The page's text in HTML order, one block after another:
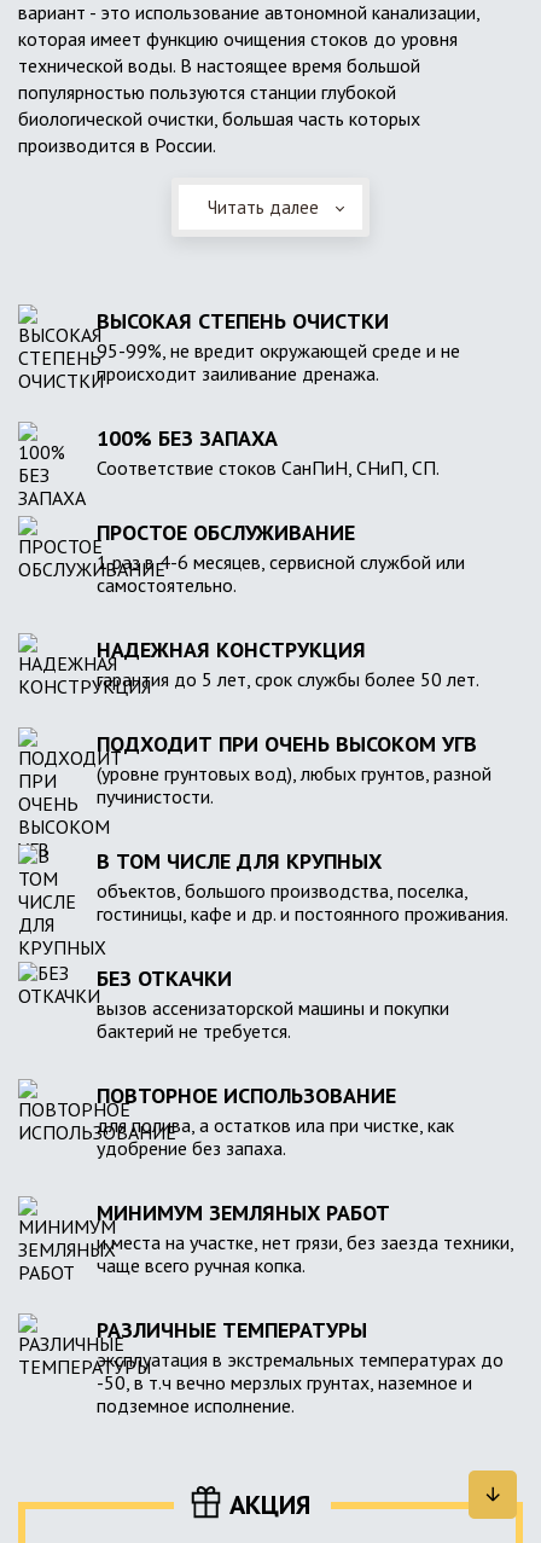
вариант - это использование автономной канализации,
которая имеет функцию очищения стоков до уровня
технической воды. В настоящее время большой
популярностью пользуются станции глубокой
биологической очистки, большая часть которых
производится в России.
Читать далее
ВЫСОКАЯ СТЕПЕНЬ ОЧИСТКИ
95-99%, не вредит окружающей среде и не
происходит заиливание дренажа.
100% БЕЗ ЗАПАХА
Соответствие стоков СанПиН, СНиП, СП.
ПРОСТОЕ ОБСЛУЖИВАНИЕ
1 раз в 4-6 месяцев, сервисной службой или
самостоятельно.
НАДЕЖНАЯ КОНСТРУКЦИЯ
гарантия до 5 лет, срок службы более 50 лет.
ПОДХОДИТ ПРИ ОЧЕНЬ ВЫСОКОМ УГВ
(уровне грунтовых вод), любых грунтов, разной
пучинистости.
В ТОМ ЧИСЛЕ ДЛЯ КРУПНЫХ
объектов, большого производства, поселка,
гостиницы, кафе и др. и постоянного проживания.
БЕЗ ОТКАЧКИ
вызов ассенизаторской машины и покупки
бактерий не требуется.
ПОВТОРНОЕ ИСПОЛЬЗОВАНИЕ
для полива, а остатков ила при чистке, как
удобрение без запаха.
МИНИМУМ ЗЕМЛЯНЫХ РАБОТ
и места на участке, нет грязи, без заезда техники,
чаще всего ручная копка.
РАЗЛИЧНЫЕ ТЕМПЕРАТУРЫ
эксплуатация в экстремальных температурах до
-50, в т.ч вечно мерзлых грунтах, наземное и
подземное исполнение.
АКЦИЯ